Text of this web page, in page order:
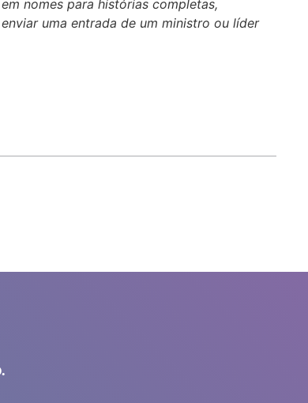
nomes para histórias completas,
uma entrada de um ministro ou líder